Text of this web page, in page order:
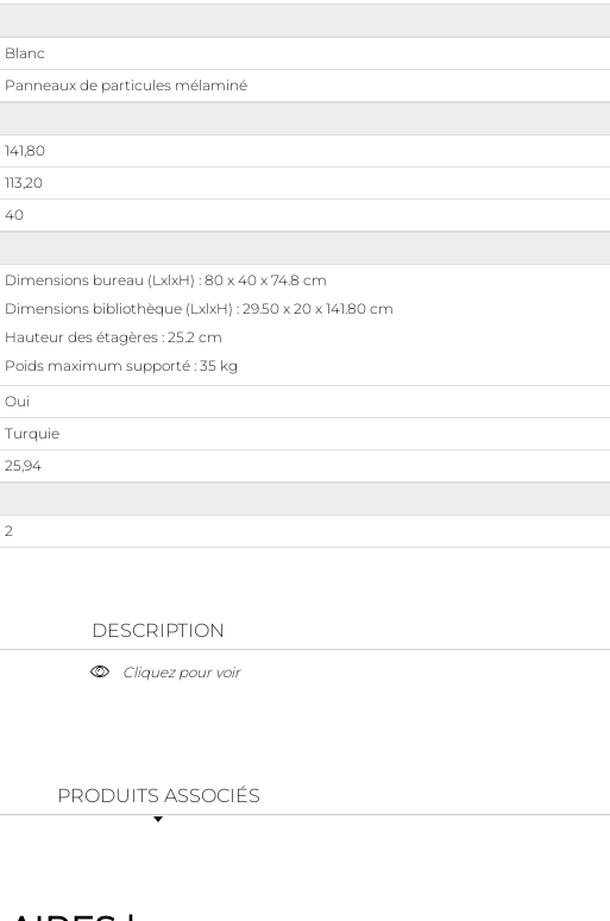
Blanc
Panneaux de particules mélaminé
141,80
113,20
40
Dimensions bureau (LxlxH) : 80 x 40 x 74.8 cm
Dimensions bibliothèque (LxlxH) : 29.50 x 20 x 141.80 cm
Hauteur des étagères : 25.2 cm
Poids maximum supporté : 35 kg
Oui
Turquie
25,94
2
DESCRIPTION
Cliquez pour voir
PRODUITS ASSOCIÉS